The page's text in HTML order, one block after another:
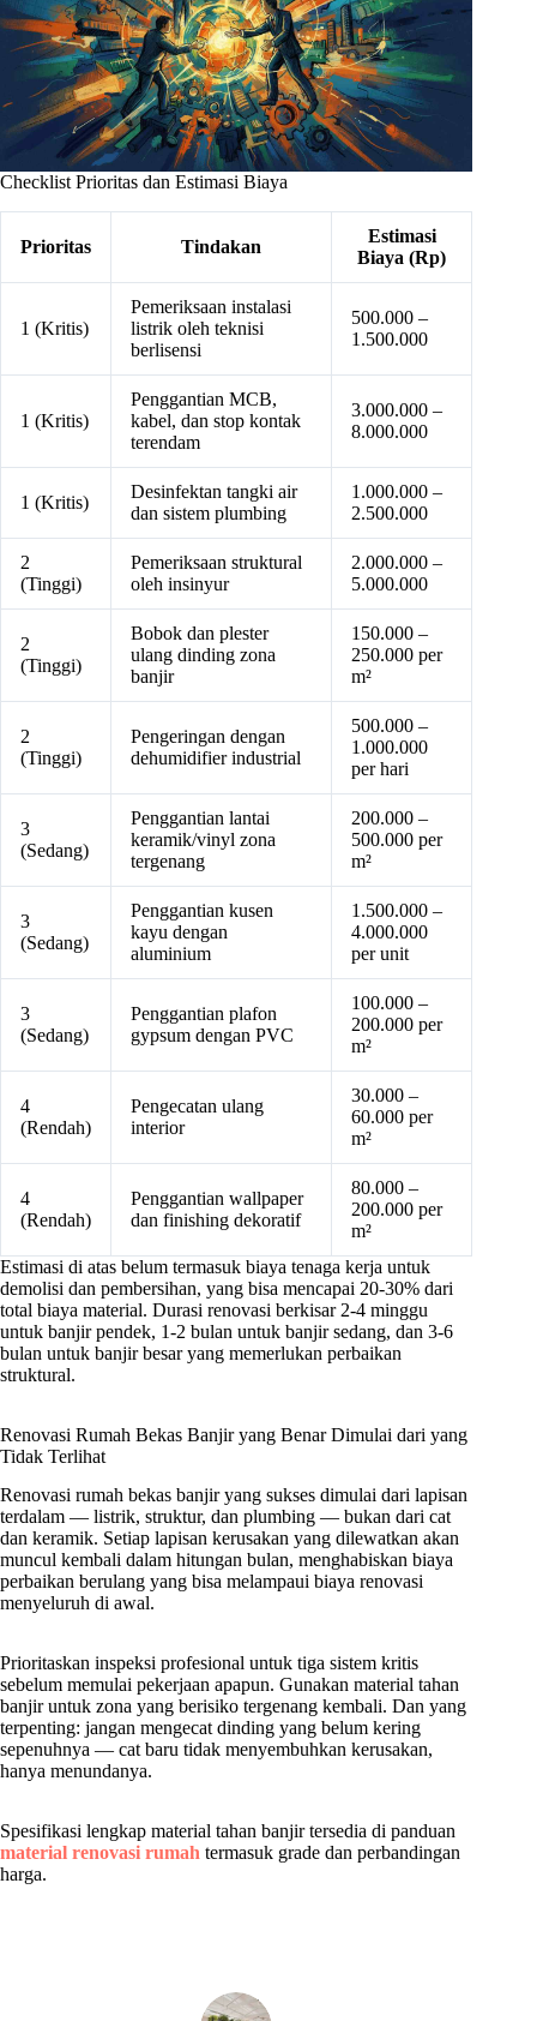
Checklist Prioritas dan Estimasi Biaya
Prioritas Tindakan
Estimasi
Biaya (Rp)
1 (Kritis)
Pemeriksaan instalasi
listrik oleh teknisi
berlisensi
500.000 –
1.500.000
1 (Kritis)
Penggantian MCB,
kabel, dan stop kontak
terendam
3.000.000 –
8.000.000
1 (Kritis)
Desinfektan tangki air
dan sistem plumbing
1.000.000 –
2.500.000
2
(Tinggi)
Pemeriksaan struktural
oleh insinyur
2.000.000 –
5.000.000
2
(Tinggi)
Bobok dan plester
ulang dinding zona
banjir
150.000 –
250.000 per
m²
2
(Tinggi)
Pengeringan dengan
dehumidifier industrial
500.000 –
1.000.000
per hari
3
(Sedang)
Penggantian lantai
keramik/vinyl zona
tergenang
200.000 –
500.000 per
m²
3
(Sedang)
Penggantian kusen
kayu dengan
aluminium
1.500.000 –
4.000.000
per unit
3
(Sedang)
Penggantian plafon
gypsum dengan PVC
100.000 –
200.000 per
m²
4
(Rendah)
Pengecatan ulang
interior
30.000 –
60.000 per
m²
4
(Rendah)
Penggantian wallpaper
dan finishing dekoratif
80.000 –
200.000 per
m²
Estimasi di atas belum termasuk biaya tenaga kerja untuk
demolisi dan pembersihan, yang bisa mencapai 20-30% dari
total biaya material. Durasi renovasi berkisar 2-4 minggu
untuk banjir pendek, 1-2 bulan untuk banjir sedang, dan 3-6
bulan untuk banjir besar yang memerlukan perbaikan
struktural.
Renovasi Rumah Bekas Banjir yang Benar Dimulai dari yang
Tidak Terlihat
Renovasi rumah bekas banjir yang sukses dimulai dari lapisan
terdalam — listrik, struktur, dan plumbing — bukan dari cat
dan keramik. Setiap lapisan kerusakan yang dilewatkan akan
muncul kembali dalam hitungan bulan, menghabiskan biaya
perbaikan berulang yang bisa melampaui biaya renovasi
menyeluruh di awal.
Prioritaskan inspeksi profesional untuk tiga sistem kritis
sebelum memulai pekerjaan apapun. Gunakan material tahan
banjir untuk zona yang berisiko tergenang kembali. Dan yang
terpenting: jangan mengecat dinding yang belum kering
sepenuhnya — cat baru tidak menyembuhkan kerusakan,
hanya menundanya.
Spesifikasi lengkap material tahan banjir tersedia di panduan
material renovasi rumah termasuk grade dan perbandingan
harga.